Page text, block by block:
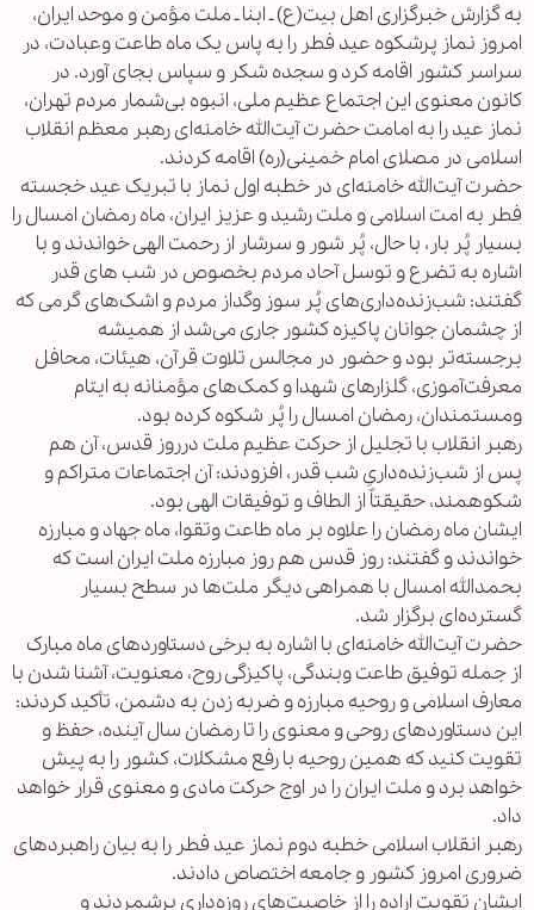
به گزارش خبرگزاری اهل بیت(ع) ـ ابنا ـ ملت مؤمن و موحد ایران،
امروز نماز پرشکوه عید فطر را به پاس یک ماه طاعت وعبادت، در
سراسر کشور اقامه کرد و سجده شکر و سپاس بجای آورد. در
کانون معنوی این اجتماع عظیم ملی، انبوه بی‌شمار مردم تهران،
نماز عید را به امامت حضرت آیت‌الله‌ خامنه‌ای رهبر معظم انقلاب
اسلامی در مصلای امام خمینی(ره) اقامه کردند.
حضرت آیت‌الله خامنه‌ای در خطبه اول نماز با تبریک عید خجسته
فطر به امت اسلامی و ملت رشید و عزیز ایران، ماه رمضان امسال را
بسیار پُر بار، با حال، پُر شور و سرشار از رحمت الهی خواندند و با
اشاره به تضرع و توسل آحاد مردم بخصوص در شب های قدر
گفتند: شب‌زنده‌داری‌های پُر سوز وگداز مردم و اشک‌های گرمی که
از چشمان جوانان پاکیزه کشور جاری می‌شد از همیشه
برجسته‌تر بود و حضور در مجالس تلاوت قرآن، هیئات، محافل
معرفت‌آموزی، گلزارهای شهدا و کمک‌های مؤمنانه به ایتام
ومستمندان، رمضان امسال را پُر شکوه کرده بود.
رهبر انقلاب با تجلیل از حرکت عظیم ملت درروز قدس، آن هم
پس از شب‌زنده‌داریِ شب قدر، افزودند: آن اجتماعات متراکم و
شکوهمند، حقیقتاً از الطاف و توفیقات الهی بود.
ایشان ماه رمضان را علاوه بر ماه طاعت وتقوا، ماه جهاد و مبارزه
خواندند و گفتند: روز قدس هم روز مبارزه ملت ایران است که
بحمدالله امسال با همراهی دیگر ملت‌ها در سطح بسیار
گسترده‌ای برگزار شد.
حضرت آیت‌الله خامنه‌ای با اشاره به برخی دستاوردهای ماه مبارک
از جمله توفیق طاعت وبندگی، پاکیزگی روح، معنویت، آشنا شدن با
معارف اسلامی و روحیه مبارزه و ضربه زدن به دشمن، تأکید کردند:
این دستاوردهای روحی و معنوی را تا رمضان سال آینده، حفظ و
تقویت کنید که همین روحیه با رفع مشکلات، کشور را به پیش
خواهد برد و ملت ایران را در اوج حرکت مادی و معنوی قرار خواهد
داد.
رهبر انقلاب اسلامی خطبه دوم نماز عید فطر را به بیان راهبردهای
ضروری امروز کشور و جامعه اختصاص دادند.
ایشان تقویت اراده را از خاصیت‌های روزه‌داری برشمردند و